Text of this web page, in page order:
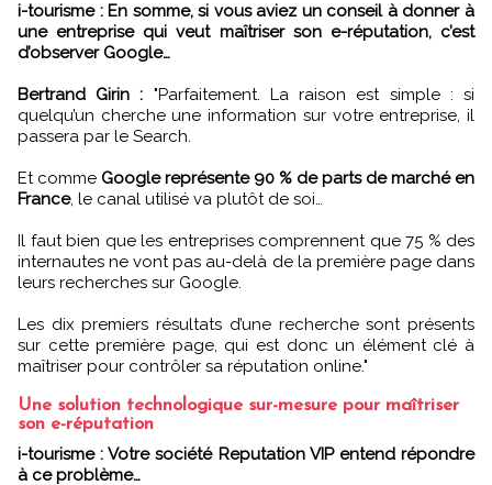
i-tourisme : En somme, si vous aviez un conseil à donner à
une entreprise qui veut maîtriser son e-réputation, c’est
d’observer Google…
Bertrand Girin : "Parfaitement. La raison est simple : si
quelqu’un cherche une information sur votre entreprise, il
passera par le Search.
Et comme Google représente 90 % de parts de marché en
France, le canal utilisé va plutôt de soi…
Il faut bien que les entreprises comprennent que 75 % des
internautes ne vont pas au-delà de la première page dans
leurs recherches sur Google.
Les dix premiers résultats d’une recherche sont présents
sur cette première page, qui est donc un élément clé à
maîtriser pour contrôler sa réputation online."
Une solution technologique sur-mesure pour maîtriser
son e-réputation
i-tourisme : Votre société Reputation VIP entend répondre
à ce problème…